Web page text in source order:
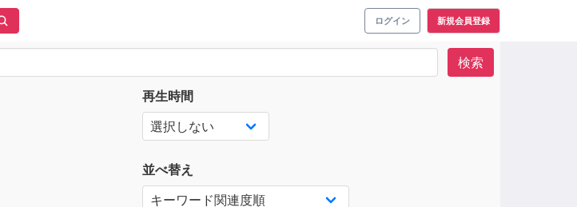
ログイン 新規会員登録
検索
再生時間
並べ替え